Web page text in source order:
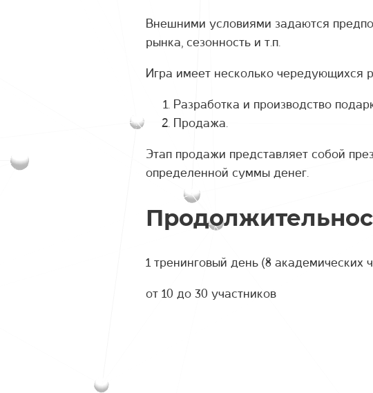
Внешними условиями задаются
рынка, сезонность и т.п.
Игра имеет несколько чередующихся
Разработка и производство
Продажа.
Этап продажи представляет собой
определенной суммы денег.
1 тренинговый день (8 академических
от 10 до 30 участников